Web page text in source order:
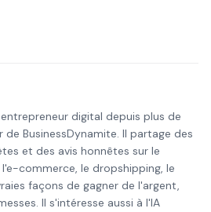
digital depuis plus de
de BusinessDynamite. Il partage des
et des avis honnêtes sur le
l'e-commerce, le dropshipping, le
façons de gagner de l'argent,
Il s'intéresse aussi à l'IA